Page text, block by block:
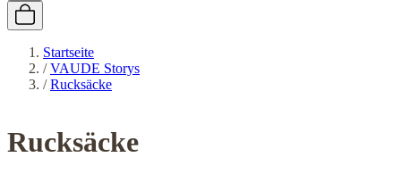
Startseite
/ VAUDE Storys
/ Rucksäcke
Rucksäcke